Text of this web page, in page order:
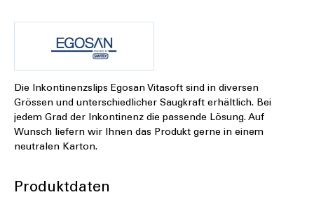
Die Inkontinenzslips Egosan Vitasoft sind in diversen
Grössen und unterschiedlicher Saugkraft erhältlich. Bei
jedem Grad der Inkontinenz die passende Lösung. Auf
Wunsch liefern wir Ihnen das Produkt gerne in einem
neutralen Karton.
Produktdaten